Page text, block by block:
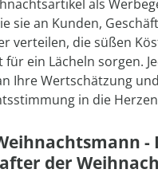
als
sie an Kunden,
verteilen, die süßen
ein Lächeln sorgen.
Ihre Wertschätzung
in die
-
der